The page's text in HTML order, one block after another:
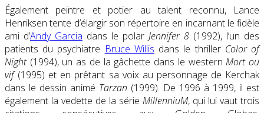
Également peintre et potier au talent reconnu, Lance
Henriksen tente d’élargir son répertoire en incarnant le fidèle
ami d’Andy Garcia dans le polar Jennifer 8 (1992), l’un des
patients du psychiatre Bruce Willis dans le thriller Color of
Night(1994), un as de la gâchette dans le westernMort ou
vif(1995) et en prêtant sa voix au personnage de Kerchak
dans le dessin animé Tarzan (1999). De 1996 à 1999, il est
également la vedette de la série MillenniuM, qui lui vaut trois